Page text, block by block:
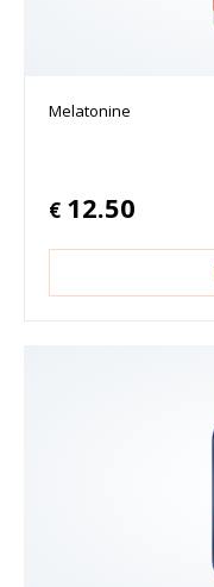
Melatonine
€ 12.50